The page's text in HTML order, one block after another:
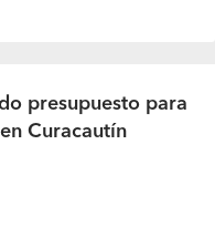
presupuesto para
Curacautín